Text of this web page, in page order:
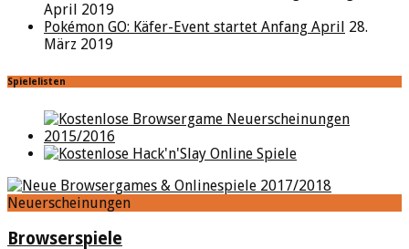
April 2019
Pokémon GO: Käfer-Event startet Anfang April 28.
März 2019
Spielelisten
Neuerscheinungen
Browserspiele